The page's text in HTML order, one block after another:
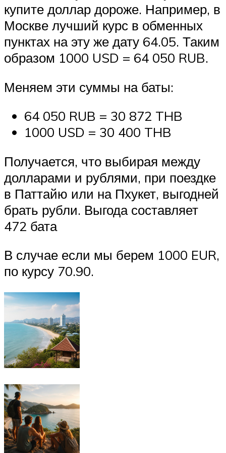
купите доллар дороже. Например, в
Москве лучший курс в обменных
пунктах на эту же дату 64.05. Таким
образом 1000 USD = 64 050 RUB.
Меняем эти суммы на баты:
64 050 RUB = 30 872 THB
1000 USD = 30 400 THB
Получается, что выбирая между
долларами и рублями, при поездке
в Паттайю или на Пхукет, выгодней
брать рубли. Выгода составляет
472 бата
В случае если мы берем 1000 EUR,
по курсу 70.90.